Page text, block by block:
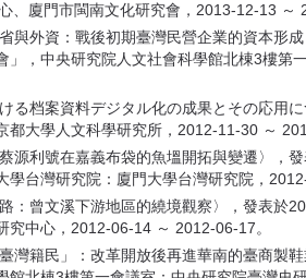
、廈門市閩南文化研究會，2013-12-13 ～
與外資：戰後初期臺灣民營企業的資本形
」，中央研究院人文社會科學館北棟3樓第
る档案資料デジタル化の成果とその応用
都大學人文科學研究所，2012-11-30 ～
源利號在嘉義布袋的魚塭開拓與變遷〉，
學台灣研究院：廈門大學台灣研究院，
：曾文溪下游地區的繞境觀察〉，發表於
究中心，2012-06-14 ～ 2012-06-17。
灣籍民」：改革開放後再進華南的臺商製